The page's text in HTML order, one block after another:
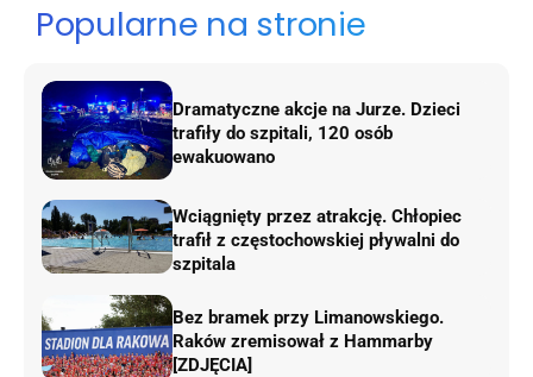
Popularne na stronie
Dramatyczne akcje na Jurze. Dzieci
trafiły do szpitali, 120 osób
ewakuowano
Wciągnięty przez atrakcję. Chłopiec
trafił z częstochowskiej pływalni do
szpitala
Bez bramek przy Limanowskiego.
Raków zremisował z Hammarby
[ZDJĘCIA]